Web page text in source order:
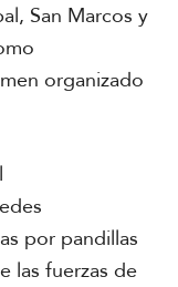
San Marcos y
organizado
por pandillas
las fuerzas de